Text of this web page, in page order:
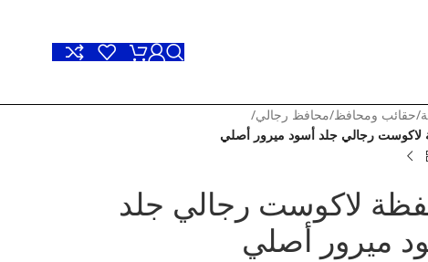
/حقائب ومحافظ/محافظ رجالي/
رجالي جلد أسود ميرور أصلي
لاكوست رجالي جلد
ميرور أصلي